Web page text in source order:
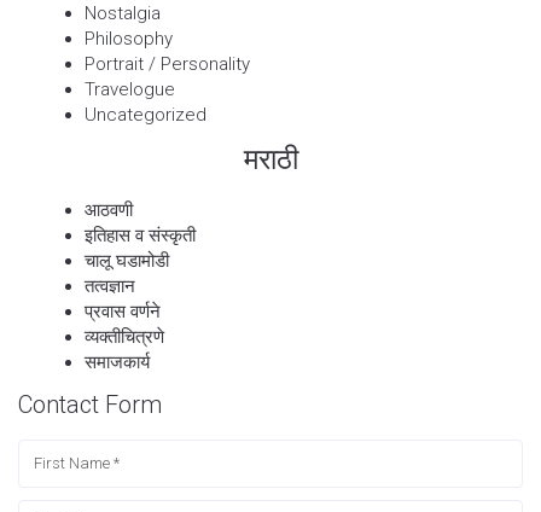
Nostalgia
Philosophy
Portrait / Personality
Travelogue
Uncategorized
मराठी
आठवणी
इतिहास व संस्कृती
चालू घडामोडी
तत्वज्ञान
प्रवास वर्णने
व्यक्तीचित्रणे
समाजकार्य
Contact Form